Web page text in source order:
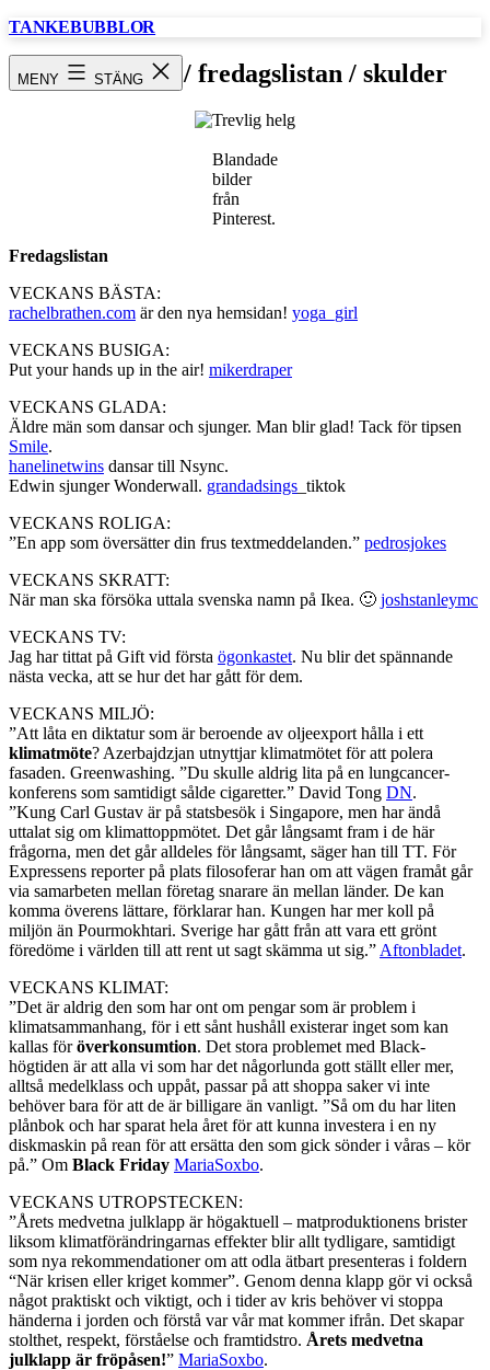
Hoppa
TANKEBUBBLOR
MENY STÄNG
Trevlig helg / fredagslistan / skulder
Blandade
bilder
från
Pinterest.
Fredagslistan
VECKANS BÄSTA:
rachelbrathen.com är den nya hemsidan! yoga_girl
VECKANS BUSIGA:
Put your hands up in the air! mikerdraper
VECKANS GLADA:
Äldre män som dansar och sjunger. Man blir glad! Tack för tipsen
Smile.
hanelinetwins dansar till Nsync.
Edwin sjunger Wonderwall. grandadsings _tiktok
VECKANS ROLIGA:
”En app som översätter din frus textmeddelanden.” pedrosjokes
VECKANS SKRATT:
När man ska försöka uttala svenska namn på Ikea. 🙂 joshstanleymc
VECKANS TV:
Jag har tittat på Gift vid första ögonkastet. Nu blir det spännande
nästa vecka, att se hur det har gått för dem.
VECKANS MILJÖ:
”Att låta en diktatur som är beroende av oljeexport hålla i ett
klimatmöte? Azerbajdzjan utnyttjar klimatmötet för att polera
fasaden. Greenwashing. ”Du skulle aldrig lita på en lungcancer-
konferens som samtidigt sålde cigaretter.” David Tong DN.
”Kung Carl Gustav är på statsbesök i Singapore, men har ändå
uttalat sig om klimattoppmötet. Det går långsamt fram i de här
frågorna, men det går alldeles för långsamt, säger han till TT. För
Expressens reporter på plats filosoferar han om att vägen framåt går
via samarbeten mellan företag snarare än mellan länder. De kan
komma överens lättare, förklarar han. Kungen har mer koll på
miljön än Pourmokhtari. Sverige har gått från att vara ett grönt
föredöme i världen till att rent ut sagt skämma ut sig.” Aftonbladet.
VECKANS KLIMAT:
”Det är aldrig den som har ont om pengar som är problem i
klimatsammanhang, för i ett sånt hushåll existerar inget som kan
kallas föröverkonsumtion. Det stora problemet med Black-
högtiden är att alla vi som har det någorlunda gott ställt eller mer,
alltså medelklass och uppåt, passar på att shoppa saker vi inte
behöver bara för att de är billigare än vanligt. ”Så om du har liten
plånbok och har sparat hela året för att kunna investera i en ny
diskmaskin på rean för att ersätta den som gick sönder i våras – kör
på.” Om Black Friday MariaSoxbo.
VECKANS UTROPSTECKEN:
”Årets medvetna julklapp är högaktuell – matproduktionens brister
liksom klimatförändringarnas effekter blir allt tydligare, samtidigt
som nya rekommendationer om att odla ätbart presenteras i foldern
“När krisen eller kriget kommer”. Genom denna klapp gör vi också
något praktiskt och viktigt, och i tider av kris behöver vi stoppa
händerna i jorden och förstå var vår mat kommer ifrån. Det skapar
stolthet, respekt, förståelse och framtidstro. Årets medvetna
julklapp är fröpåsen!” MariaSoxbo.